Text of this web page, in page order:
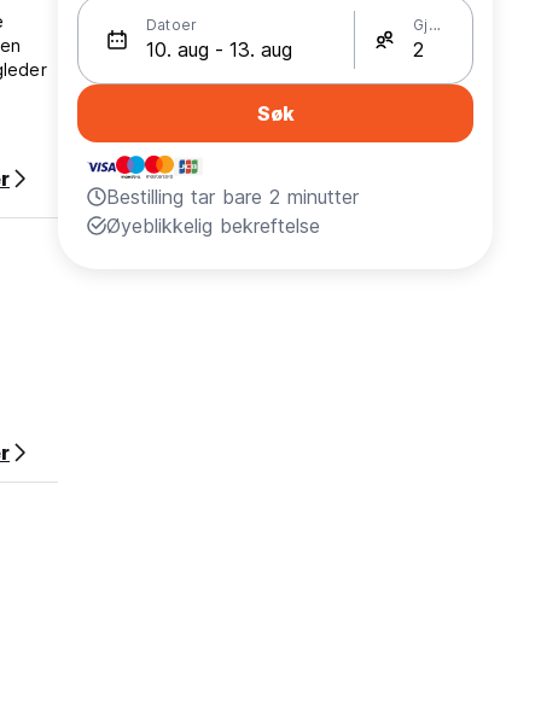
Datoer Gjester
Søk
Bestilling tar bare 2 minutter
Øyeblikkelig bekreftelse